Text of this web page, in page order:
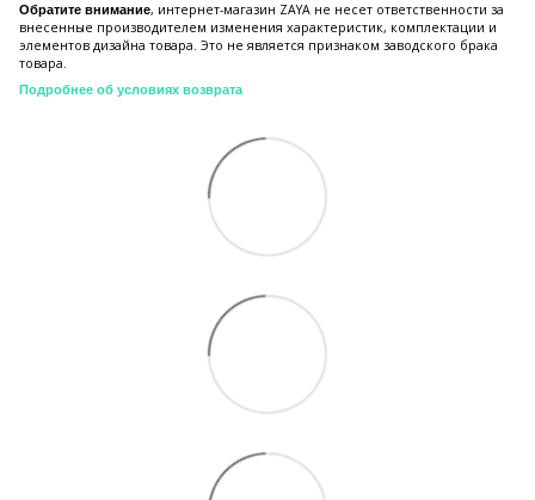
Обратите внимание, интернет-магазин ZAYA не несет ответственности за
внесенные производителем изменения характеристик, комплектации и
элементов дизайна товара. Это не является признаком заводского брака
товара.
Подробнее об условиях возврата